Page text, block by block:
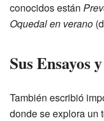
conocidos están
Oquedal en verano
Sus Ensayos
También escribió
donde se explora un